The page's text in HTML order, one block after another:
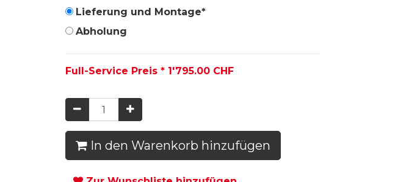
Lieferung und Montage*
Abholung
Full-Service Preis * 1'795.00 CHF
In den Warenkorb hinzufügen